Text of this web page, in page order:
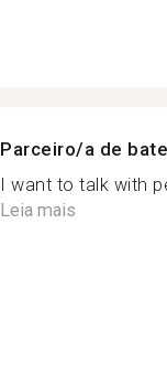
Parceiro/a de
I want to talk with
Leia mais